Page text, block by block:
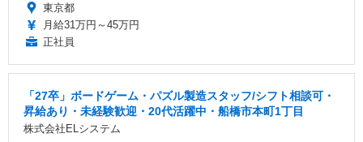
東京都
月給31万円～45万円
正社員
「27卒」ボードゲーム・パズル製造スタッフ/シフト相談可・
昇給あり・未経験歓迎・20代活躍中・船橋市本町1丁目
株式会社ELシステム